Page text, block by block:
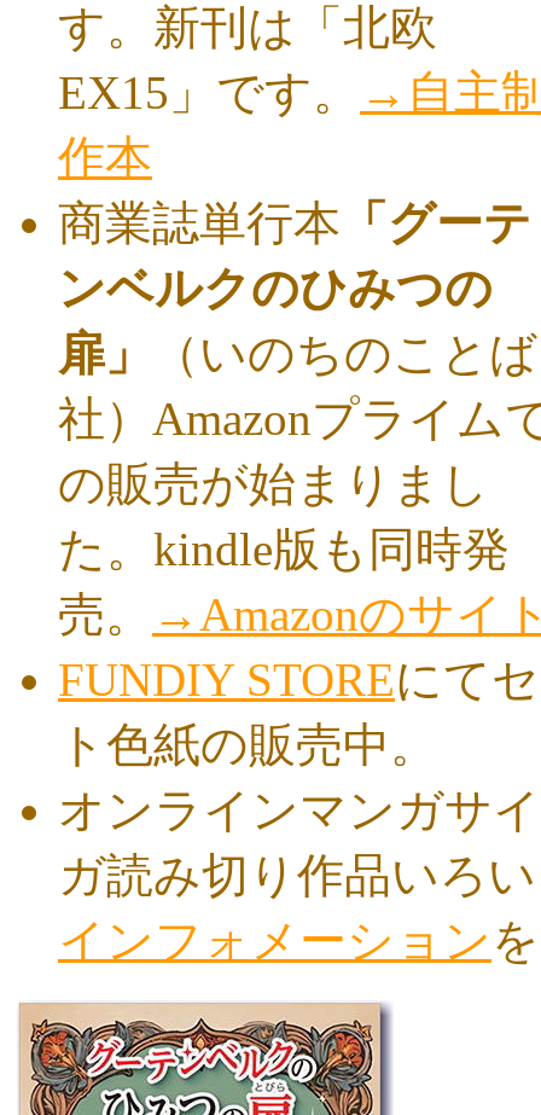
す。新刊は「北欧
EX15」です。
→自主
作本
商業誌単行本 「グーテ
ンベルクのひみつの
扉」
（いのちのことば
社）Amazonプライム
の販売が始まりまし
た。kindle版も同時発
売。
→Amazonのサイ
FUNDIY STOREにて
ト色紙の販売中。
オンラインマンガサ
ガ読み切り作品いろ
インフォメーション